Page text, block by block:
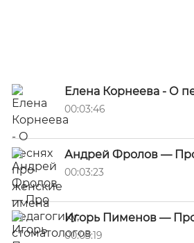
Елена Корнеева - О
00:03:46
Андрей Фролов — Про
00:03:23
Игорь Пименов —
00:03:19